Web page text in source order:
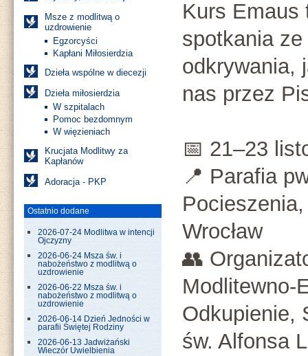
Msze z modlitwą o
uzdrowienie
Egzorcyści
Kapłani Miłosierdzia
Dzieła wspólne w diecezji
Dzieła miłosierdzia
W szpitalach
Pomoc bezdomnym
W więzieniach
Krucjata Modlitwy za
Kapłanów
Adoracja - PKP
Ostatnio dodane
2026-07-24 Modlitwa w intencji
Ojczyzny
2026-06-24 Msza św. i
nabożeństwo z modlitwą o
uzdrowienie
2026-06-22 Msza św. i
nabożeństwo z modlitwą o
uzdrowienie
2026-06-14 Dzień Jedności w
parafii Świętej Rodziny
2026-06-13 Jadwiżański
Wieczór Uwielbienia
Kurs Emaus
spotkania ze
odkrywania,
nas przez
📅 21–23
📍 Parafia
Wrocław
👥
Modlitewno-
Odkupienie,
św. Alfonsa